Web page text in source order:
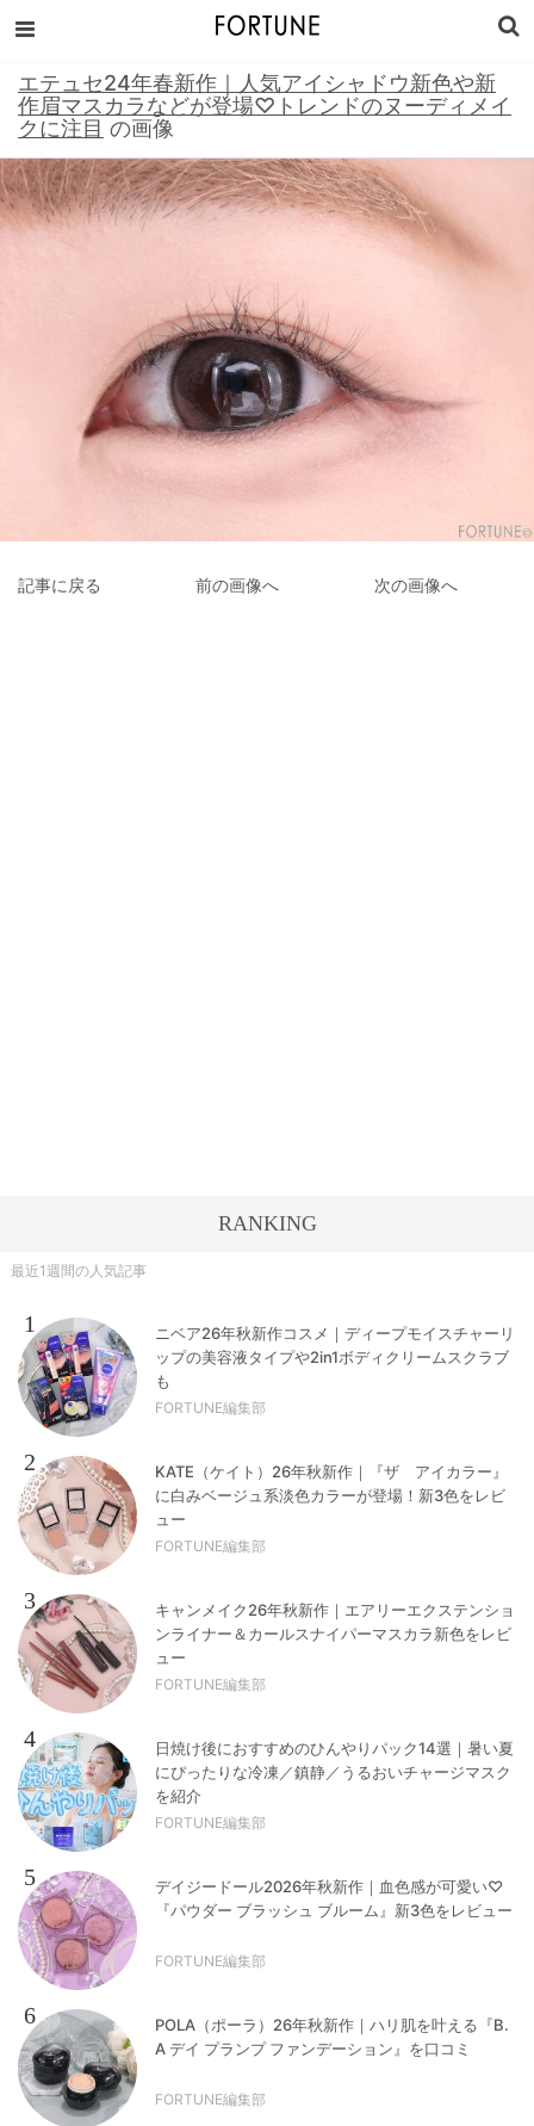
エテュセ24年春新作｜人気アイシャドウ新色や新
作眉マスカラなどが登場♡トレンドのヌーディメイ
クに注目 の画像
記事に戻る 前の画像へ 次の画像へ
RANKING
最近1週間の人気記事
1
ニベア26年秋新作コスメ｜ディープモイスチャーリ
ップの美容液タイプや2in1ボディクリームスクラブ
も
FORTUNE編集部
2
KATE（ケイト）26年秋新作｜『ザ アイカラー』
に白みベージュ系淡色カラーが登場！新3色をレビ
ュー
FORTUNE編集部
3
キャンメイク26年秋新作｜エアリーエクステンショ
ンライナー＆カールスナイパーマスカラ新色をレビ
ュー
FORTUNE編集部
4
日焼け後におすすめのひんやりパック14選｜暑い夏
にぴったりな冷凍／鎮静／うるおいチャージマスク
を紹介
FORTUNE編集部
5
デイジードール2026年秋新作｜血色感が可愛い♡
『パウダー ブラッシュ ブルーム』新3色をレビュー
FORTUNE編集部
6
POLA（ポーラ）26年秋新作｜ハリ肌を叶える『B.
A デイ プランプ ファンデーション』を口コミ
FORTUNE編集部